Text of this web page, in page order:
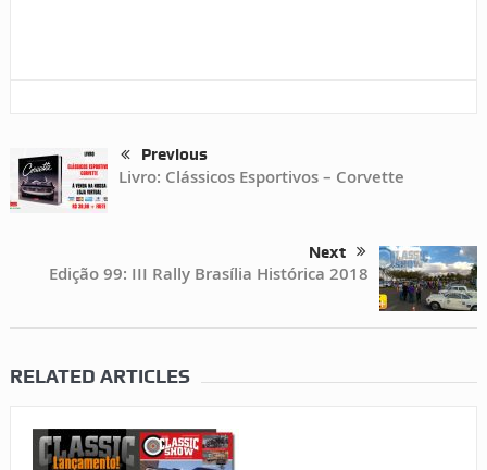
Previous
Livro: Clássicos Esportivos – Corvette
Next
Edição 99: III Rally Brasília Histórica 2018
RELATED ARTICLES